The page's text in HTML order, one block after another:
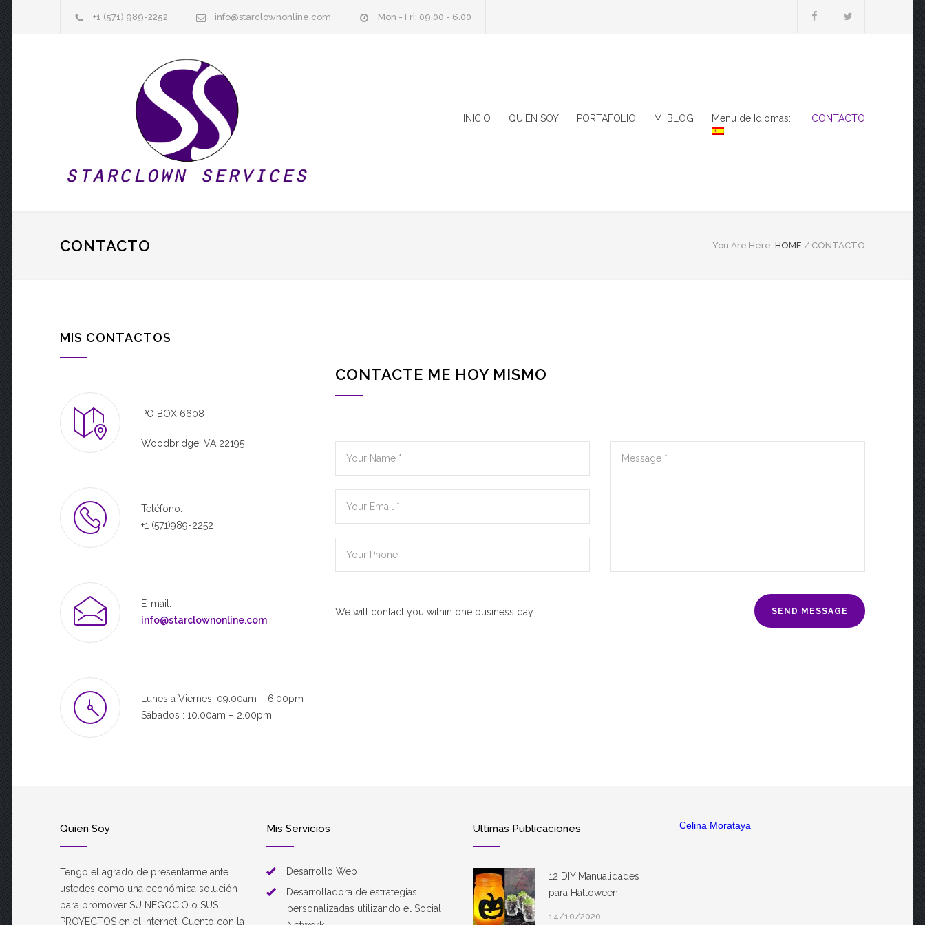
+1 (571) 989-2252 info@starclownonline.com Mon - Fri: 09.00 - 6.00
INICIO QUIEN SOY PORTAFOLIO MI BLOG Menu de Idiomas: CONTACTO
CONTACTO You Are Here: HOME / CONTACTO
MIS CONTACTOS
PO BOX 6608
Woodbridge, VA 22195
Teléfono:
+1 (571)989-2252
E-mail:
info@starclownonline.com
Lunes a Viernes: 09.00am – 6.00pm
Sábados : 10.00am – 2.00pm
CONTACTE ME HOY MISMO
We will contact you within one business day.
Quien Soy
Tengo el agrado de presentarme ante
ustedes como una económica solución
para promover SU NEGOCIO o SUS
PROYECTOS en el internet. Cuento con la
Mis Servicios
Desarrollo Web
Desarrolladora de estrategias
personalizadas utilizando el Social
Ultimas Publicaciones
12 DIY Manualidades
para Halloween
14/10/2020
Celina Morataya